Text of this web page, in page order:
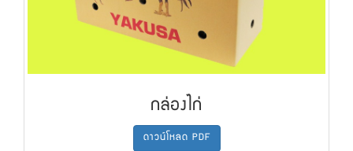
กล่องไก่
ดาวน์โหลด PDF